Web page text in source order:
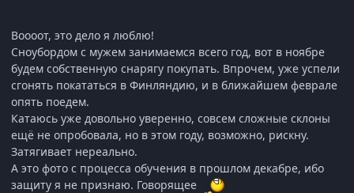
Воооот, это дело я люблю!
Сноубордом с мужем занимаемся всего год, вот в ноябре
будем собственную снарягу покупать. Впрочем, уже успели
сгонять покататься в Финляндию, и в ближайшем феврале
опять поедем.
Катаюсь уже довольно уверенно, совсем сложные склоны
ещё не опробовала, но в этом году, возможно, рискну.
Затягивает нереально.
А это фото с процесса обучения в прошлом декабре, ибо
защиту я не признаю. Говорящее